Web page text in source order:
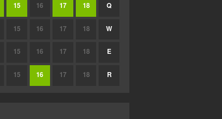
15 16 17 18 Q
15 16 17 18 W
15 16 17 18 E
15 16 17 18 R